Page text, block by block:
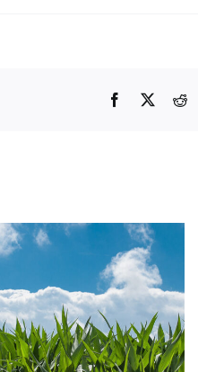
Facebook
X
ΜΥΡΜΗΓΚΙΑ /
ΩΦΕΛΗΜΑ Η
ΕΠΙΒΛΑΒΗ;